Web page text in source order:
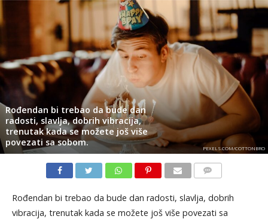
Rođendan bi trebao da bude dan
radosti, slavlja, dobrih vibracija,
trenutak kada se možete još više
povezati sa sobom.
PEXELS.COM/COTTONBRO
Rođendan bi trebao da bude dan radosti, slavlja, dobrih
vibracija, trenutak kada se možete još više povezati sa